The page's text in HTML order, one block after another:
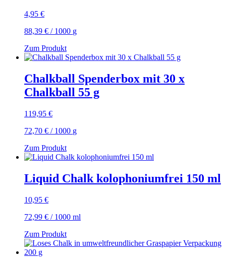
4,95 €
88,39 € / 1000 g
Zum Produkt
Chalkball Spenderbox mit 30 x
Chalkball 55 g
119,95 €
72,70 € / 1000 g
Zum Produkt
Liquid Chalk kolophoniumfrei 150 ml
10,95 €
72,99 € / 1000 ml
Zum Produkt